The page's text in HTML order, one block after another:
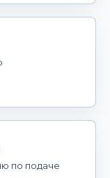
по подаче